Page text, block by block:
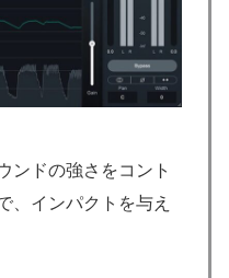
ンドの強さをコント
、インパクトを与え